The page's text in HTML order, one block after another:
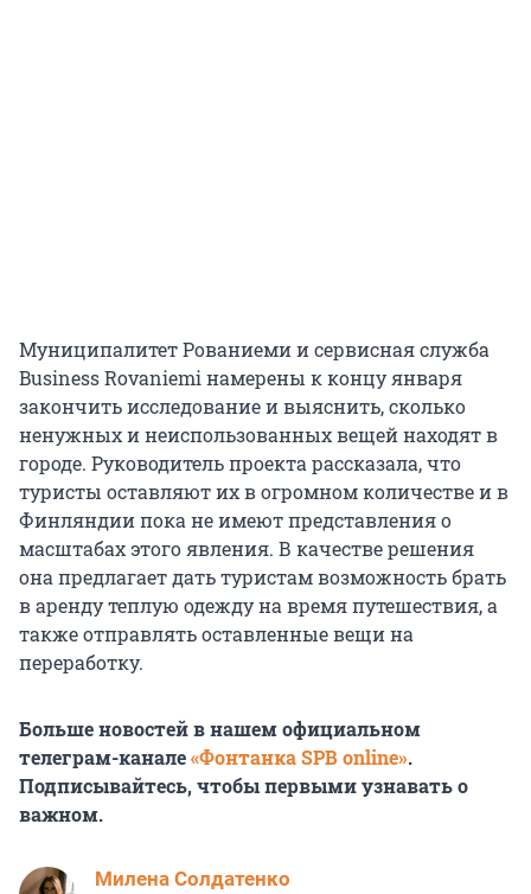
Муниципалитет Рованиеми и сервисная служба
Business Rovaniemi намерены к концу января
закончить исследование и выяснить, сколько
ненужных и неиспользованных вещей находят в
городе. Руководитель проекта рассказала, что
туристы оставляют их в огромном количестве и в
Финляндии пока не имеют представления о
масштабах этого явления. В качестве решения
она предлагает дать туристам возможность брать
в аренду теплую одежду на время путешествия, а
также отправлять оставленные вещи на
переработку.
Больше новостей в нашем официальном
телеграм-канале«Фонтанка SPB online».
Подписывайтесь, чтобы первыми узнавать о
важном.
Милена Солдатенко